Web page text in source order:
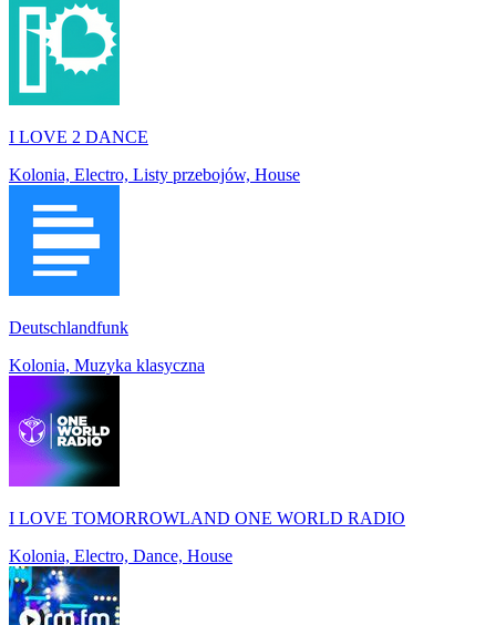
I LOVE 2 DANCE
Kolonia, Electro, Listy przebojów, House
Deutschlandfunk
Kolonia, Muzyka klasyczna
I LOVE TOMORROWLAND ONE WORLD RADIO
Kolonia, Electro, Dance, House